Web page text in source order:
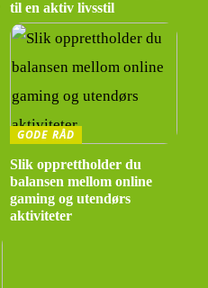
til en aktiv livsstil
GODE RÅD
Slik opprettholder du
balansen mellom online
gaming og utendørs
aktiviteter